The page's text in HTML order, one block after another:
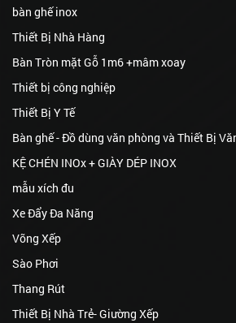
bàn ghế inox
Thiết Bị Nhà Hàng
Bàn Tròn mặt Gỗ 1m6 +mâm xoay
Thiết bị công nghiệp
Thiết Bị Y Tế
Bàn ghế - Đồ dùng văn phòng và Thiết Bị
KỆ CHÉN INOx + GIÀY DÉP INOX
mẫu xích đu
Xe Đẩy Đa Năng
Võng Xếp
Sào Phơi
Thang Rút
Thiết Bị Nhà Trẻ- Giường Xếp